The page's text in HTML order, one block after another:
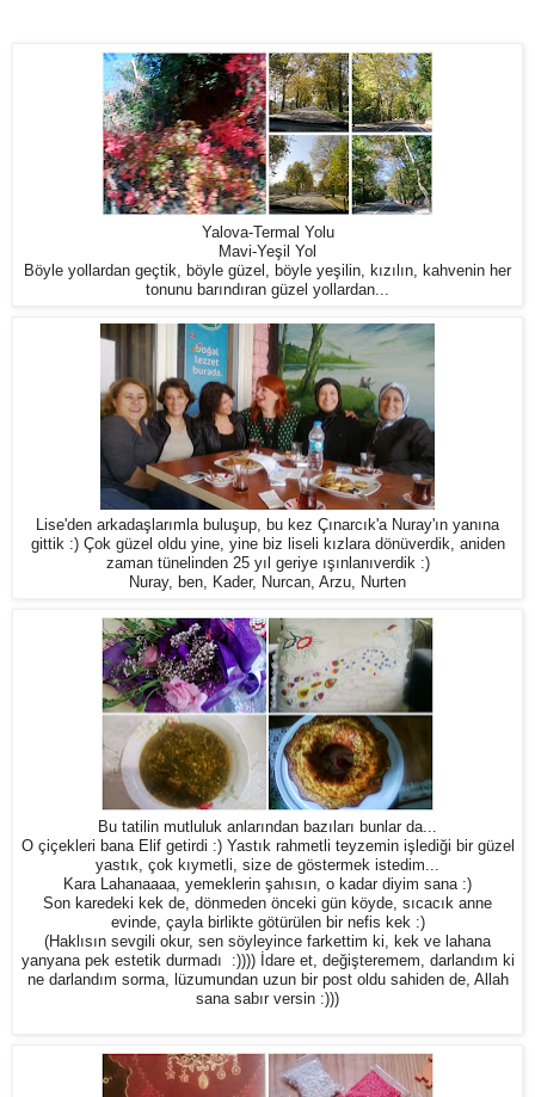
Yalova-Termal Yolu
Mavi-Yeşil Yol
Böyle yollardan geçtik, böyle güzel, böyle yeşilin, kızılın, kahvenin her
tonunu barındıran güzel yollardan...
Lise'den arkadaşlarımla buluşup, bu kez Çınarcık'a Nuray'ın yanına
gittik :) Çok güzel oldu yine, yine biz liseli kızlara dönüverdik, aniden
zaman tünelinden 25 yıl geriye ışınlanıverdik :)
Nuray, ben, Kader, Nurcan, Arzu, Nurten
Bu tatilin mutluluk anlarından bazıları bunlar da...
O çiçekleri bana Elif getirdi :) Yastık rahmetli teyzemin işlediği bir güzel
yastık, çok kıymetli, size de göstermek istedim...
Kara Lahanaaaa, yemeklerin şahısın, o kadar diyim sana :)
Son karedeki kek de, dönmeden önceki gün köyde, sıcacık anne
evinde, çayla birlikte götürülen bir nefis kek :)
(Haklısın sevgili okur, sen söyleyince farkettim ki, kek ve lahana
yanyana pek estetik durmadı :)))) İdare et, değişteremem, darlandım ki
ne darlandım sorma, lüzumundan uzun bir post oldu sahiden de, Allah
sana sabır versin :)))